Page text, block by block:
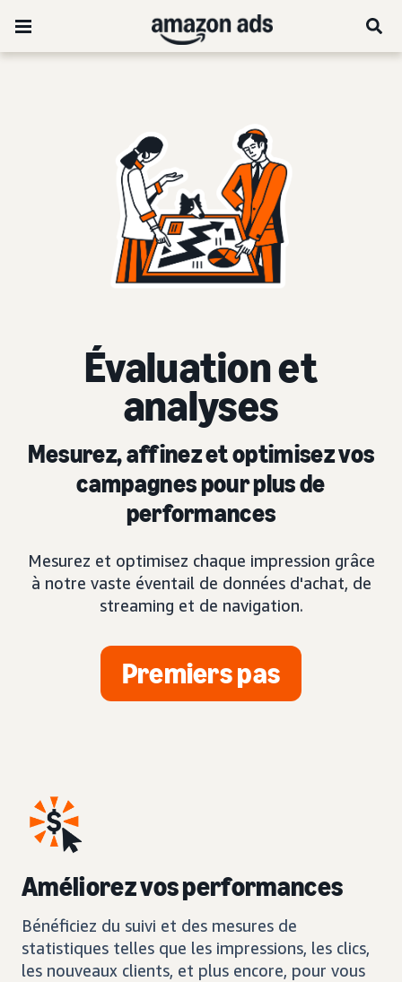
Évaluation et
analyses
Mesurez, affinez et optimisez vos
campagnes pour plus de
performances
Mesurez et optimisez chaque impression grâce
à notre vaste éventail de données d'achat, de
streaming et de navigation.
Premiers pas
Améliorez vos performances
Bénéficiez du suivi et des mesures de
statistiques telles que les impressions, les clics,
les nouveaux clients, et plus encore, pour vous